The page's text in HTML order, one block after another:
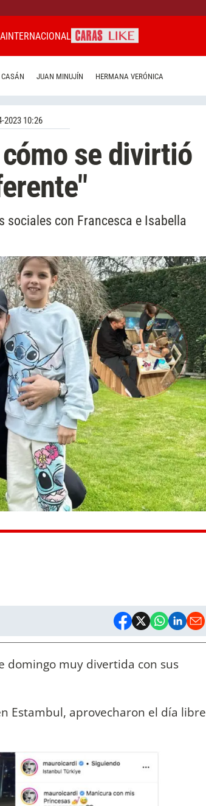
INTERNACIONAL
JUAN MINUJÍN HERMANA VERÓNICA
2023 10:26
se divirtió
con Francesca e Isabella
domingo muy divertida con sus
Estambul, aprovecharon el día libre